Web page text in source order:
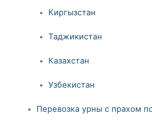
Киргызстан
Таджикистан
Казахстан
Узбекистан
Перевозка урны с прахом